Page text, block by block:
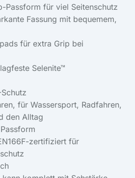
Passform für viel Seitenschutz
Fassung mit bequemem,
für extra Grip bei
Selenite™
für Wassersport, Radfahren,
den Alltag
zertifiziert für